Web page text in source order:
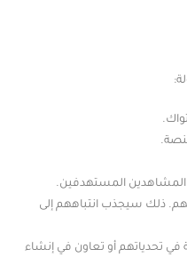
المشاهدين المستهدفين.
ذلك سيجذب انتباههم إلى
في تحدياتهم أو تعاون في إنشاء